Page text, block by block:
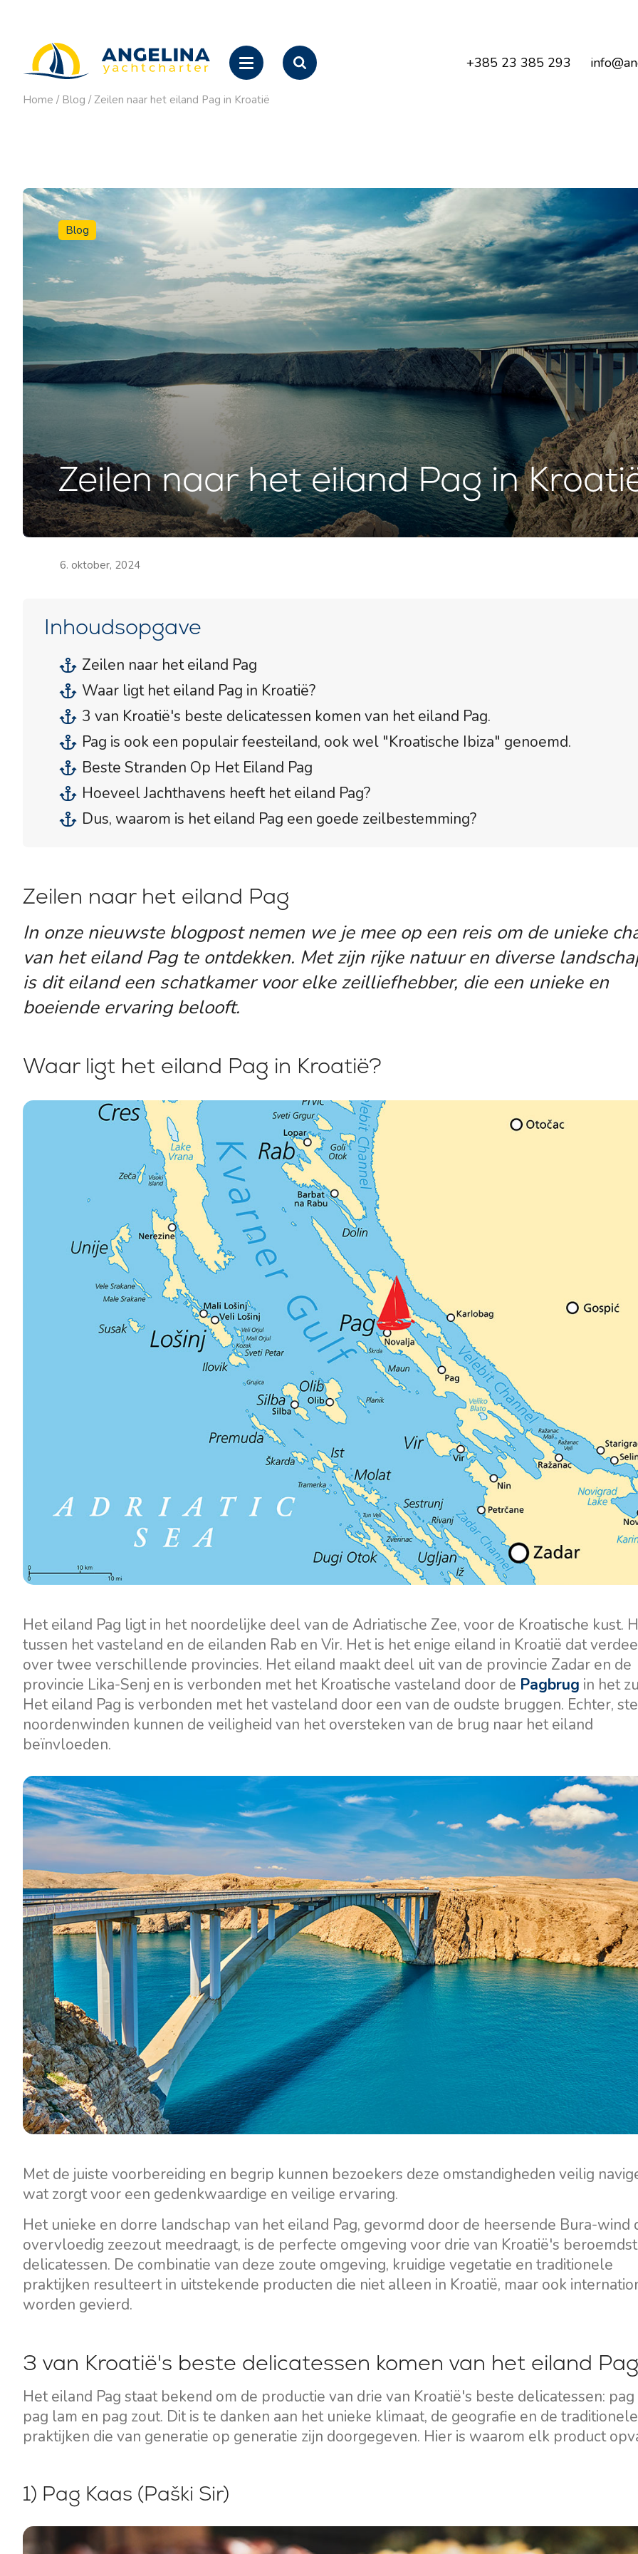
+385 23 385 293
Home / Blog / Zeilen naar het eiland Pag in Kroatië
Blog
Zeilen naar het eiland Pag in
6. oktober, 2024
Inhoudsopgave
Zeilen naar het eiland Pag
Waar ligt het eiland Pag in Kroatië?
3 van Kroatië's beste delicatessen komen van het eiland Pag.
Pag is ook een populair feesteiland, ook wel "Kroatische Ibiza" genoemd.
Beste Stranden Op Het Eiland Pag
Hoeveel Jachthavens heeft het eiland Pag?
Dus, waarom is het eiland Pag een goede zeilbestemming?
Zeilen naar het eiland Pag
In onze nieuwste blogpost nemen we je mee op een reis om de unieke
van het eiland Pag te ontdekken. Met zijn rijke natuur en diverse
is dit eiland een schatkamer voor elke zeilliefhebber, die een unieke en
boeiende ervaring belooft.
Waar ligt het eiland Pag in Kroatië?
Het eiland Pag ligt in het noordelijke deel van de Adriatische Zee, voor de Kroatische kust.
tussen het vasteland en de eilanden Rab en Vir. Het is het enige eiland in Kroatië dat
over twee verschillende provincies. Het eiland maakt deel uit van de provincie Zadar en de
provincie Lika-Senj en is verbonden met het Kroatische vasteland door de Pagbrug in het
Het eiland Pag is verbonden met het vasteland door een van de oudste bruggen. Echter,
noordenwinden kunnen de veiligheid van het oversteken van de brug naar het eiland
beïnvloeden.
Met de juiste voorbereiding en begrip kunnen bezoekers deze omstandigheden veilig
wat zorgt voor een gedenkwaardige en veilige ervaring.
Het unieke en dorre landschap van het eiland Pag, gevormd door de heersende Bura-wind
overvloedig zeezout meedraagt, is de perfecte omgeving voor drie van Kroatië's
delicatessen. De combinatie van deze zoute omgeving, kruidige vegetatie en traditionele
praktijken resulteert in uitstekende producten die niet alleen in Kroatië, maar ook
worden gevierd.
3 van Kroatië's beste delicatessen komen van het eiland
Het eiland Pag staat bekend om de productie van drie van Kroatië's beste delicatessen: pag
pag lam en pag zout. Dit is te danken aan het unieke klimaat, de geografie en de traditionele
praktijken die van generatie op generatie zijn doorgegeven. Hier is waarom elk product
1) Pag Kaas (Paški Sir)
Nieuws / Blog
Veelgestelde Vragen
Zeilboten
Motorboten
Motorcatamarans
Diensten
Bareboat Jachtverhuur
Jachtcharter met Schipper
Luxe Bemande
Jachtverhuur
Valovie -
Afstandszeilassistent
Bali catamarans te huur
Bestemmingen
Zeilregio Zadar
Biograd na Moru
Šibenik Zeilregio
Vodice
Rogoznica
Trogir
Dubrovnik Zeilregio
Istrië Zeilregio
Zeilregio Kvarner